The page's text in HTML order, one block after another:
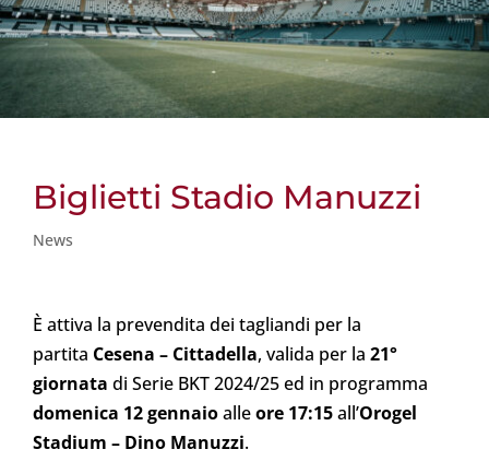
Biglietti Stadio Manuzzi
News
È attiva la prevendita dei tagliandi per la
partita Cesena – Cittadella, valida per la 21°
giornata di Serie BKT 2024/25 ed in programma
domenica 12 gennaioalleore 17:15all’Orogel
Stadium – Dino Manuzzi.